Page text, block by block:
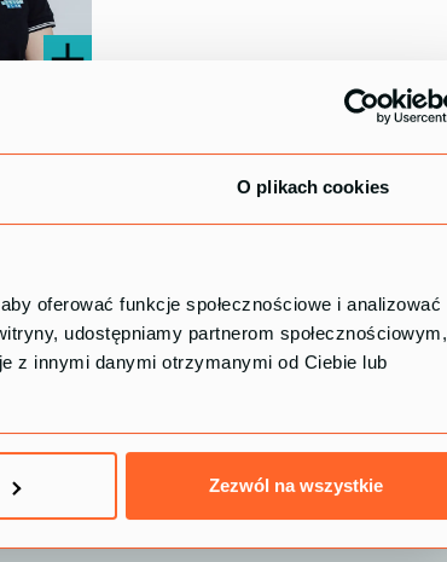
O plikach cookies
oferować funkcje społecznościowe i analizować
udostępniamy partnerom społecznościowym,
z innymi danymi otrzymanymi od Ciebie lub
Zezwól na wszystkie